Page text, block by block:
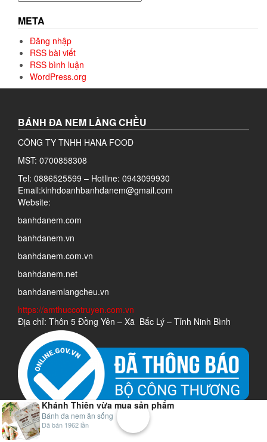
META
Đăng nhập
RSS bài viết
RSS bình luận
WordPress.org
BÁNH ĐA NEM LÀNG CHỀU
CÔNG TY TNHH HANA FOOD
MST: 0700858308
Tel: 0886525599 – Hotline: 0943099930
Email:kinhdoanhbanhdanem@gmail.com
Website:
banhdanem.com
banhdanem.vn
banhdanem.com.vn
banhdanem.net
banhdanemlangcheu.vn
https://amthuccotruyen.com.vn
Địa chỉ: Thôn 5 Đồng Yên – Xã Bắc Lý – Tỉnh Ninh Bình
Khánh Thiên vừa mua sản phẩm
Bánh đa nem ăn sống
Đã bán 1962 lần